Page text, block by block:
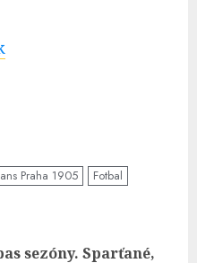
Praha 1905 Fotbal
sezóny. Sparťané,